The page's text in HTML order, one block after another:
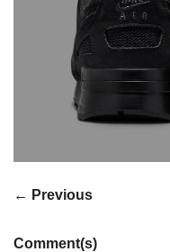
← Previous
Comment(s)